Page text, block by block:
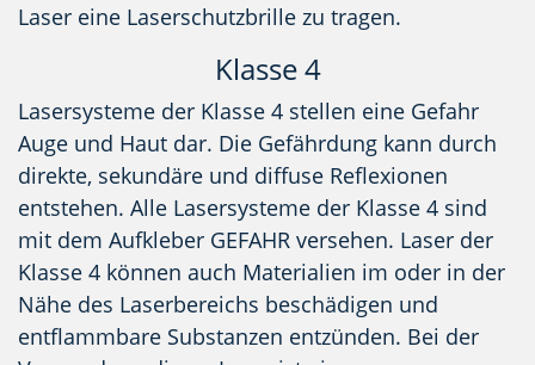
Laser eine Laserschutzbrille zu tragen.
Klasse 4
Lasersysteme der Klasse 4 stellen eine Gefahr
Auge und Haut dar. Die Gefährdung kann durch
direkte, sekundäre und diffuse Reflexionen
entstehen. Alle Lasersysteme der Klasse 4 sind
mit dem Aufkleber GEFAHR versehen. Laser der
Klasse 4 können auch Materialien im oder in der
Nähe des Laserbereichs beschädigen und
entflammbare Substanzen entzünden. Bei der